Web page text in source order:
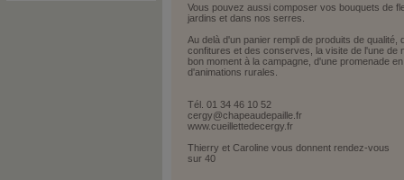
Vous pouvez aussi composer vos bouquets de
jardins et dans nos serres.
Au delà d'un panier rempli de produits de qualité,
confitures et des conserves, la visite de l'une de
bon moment à la campagne, d'une promenade
d'animations rurales.
Tél. 01 34 46 10 52
cergy@chapeaudepaille.fr
www.cueillettedecergy.fr
Thierry et Caroline vous donnent rendez-vous
sur 40